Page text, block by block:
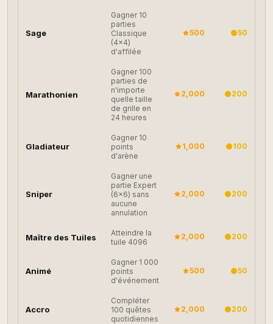
Sage
Gagner 10
parties
Classique
(4×4)
d'affilée
500 50
Marathonien
Gagner 100
parties de
n'importe
quelle taille
de grille en
24 heures
2,000 200
Gladiateur
Gagner 10
points
d'arène
1,000 100
Sniper
Gagner une
partie Expert
(6×6) sans
aucune
annulation
2,000 200
Maître des Tuiles
Atteindre la
tuile 4096
2,000 200
Animé
Gagner 1 000
points
d'événement
500 50
Accro
Compléter
100 quêtes
quotidiennes
2,000 200